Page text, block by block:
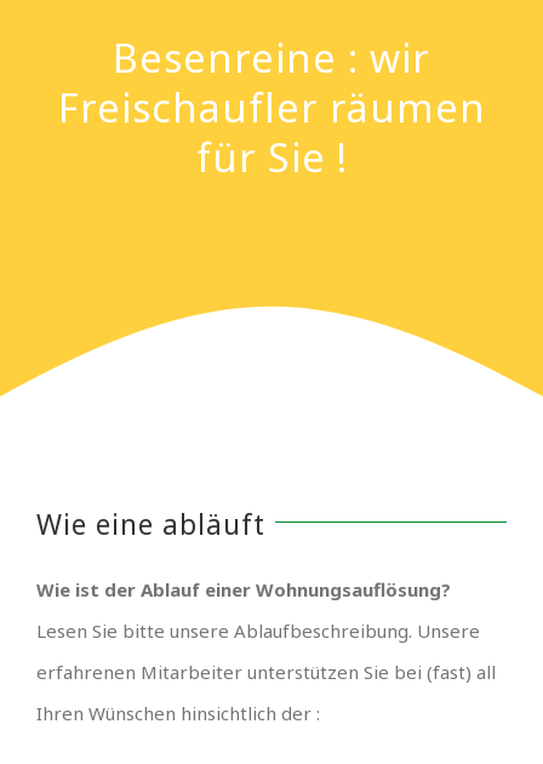
Besenreine : wir
Freischaufler räumen
für Sie !
Wie eine abläuft
Wie ist der Ablauf einer Wohnungsauflösung?
Lesen Sie bitte unsere Ablaufbeschreibung. Unsere
erfahrenen Mitarbeiter unterstützen Sie bei (fast) all
Ihren Wünschen hinsichtlich der :